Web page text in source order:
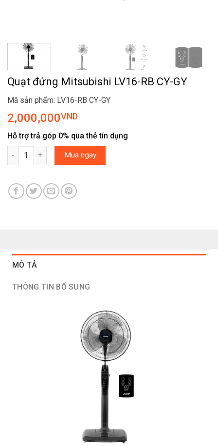
Quạt đứng Mitsubishi LV16-RB CY-GY
Mã sản phẩm: LV16-RB CY-GY
2,000,000VND
Hỗ trợ trả góp 0% qua thẻ tín dụng
Quạt đứng Mitsubishi LV16-RB CY-GY số lượng
Mua ngay
MÔ TẢ
THÔNG TIN BỔ SUNG